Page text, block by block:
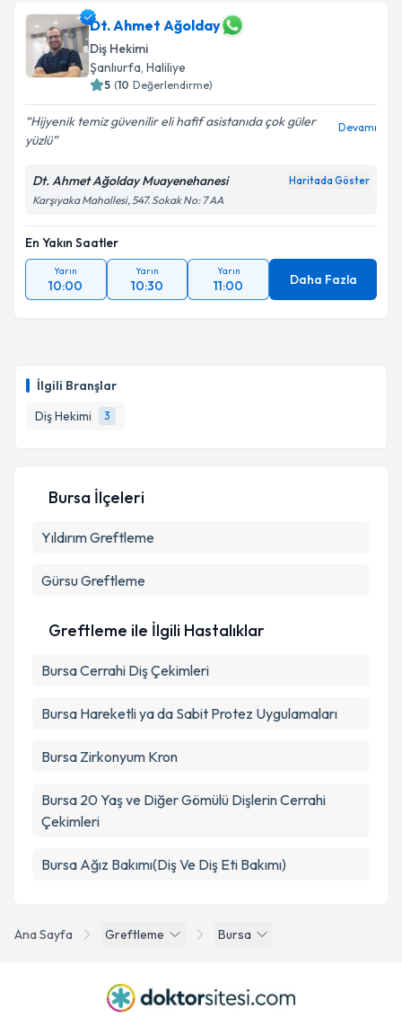
İlgili Branşlar
Diş Hekimi
3
Dt. Ahmet Ağolday
Diş Hekimi
Şanlıurfa, Haliliye
5 (10 Değerlendirme)
Hijyenik temiz güvenilir eli hafif asistanıda çok güler
yüzlü
Devamı
Dt. Ahmet Ağolday Muayenehanesi Haritada Göster
Karşıyaka Mahallesi, 547. Sokak No: 7 AA
En Yakın Saatler
Yarın
10:00
Yarın
10:30
Yarın
11:00 Daha Fazla
Ana Sayfa Greftleme Bursa
Bursa İlçeleri
YıldırımGreftleme
GürsuGreftleme
Greftleme ile İlgili Hastalıklar
Bursa Cerrahi Diş Çekimleri
Bursa Hareketli ya da Sabit Protez Uygulamaları
Bursa Zirkonyum Kron
Bursa 20 Yaş ve Diğer Gömülü Dişlerin Cerrahi
Çekimleri
Bursa Ağız Bakımı(Diş Ve Diş Eti Bakımı)